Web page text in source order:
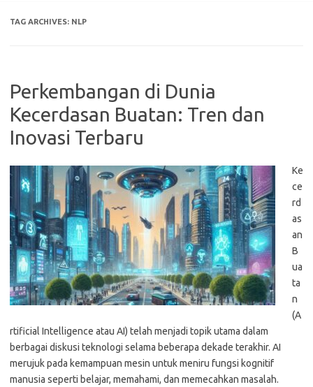
TAG ARCHIVES: NLP
Perkembangan di Dunia
Kecerdasan Buatan: Tren dan
Inovasi Terbaru
Ke
ce
rd
as
an
B
ua
ta
n
(A
rtificial Intelligence atau AI) telah menjadi topik utama dalam
berbagai diskusi teknologi selama beberapa dekade terakhir. AI
merujuk pada kemampuan mesin untuk meniru fungsi kognitif
manusia seperti belajar, memahami, dan memecahkan masalah.